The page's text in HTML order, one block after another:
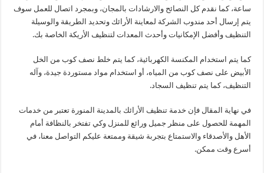
ساعة، كما نقدم كل النصائح والارشادات بالمجان، وبمجرد اتصال للعمل سوف
يتم إرسال أحد مندوب الشركة لمعاينة الأرائك وتحديد الطريقة والوسيلة
التنظيف وأفضل الإمكانيات وأحدث المعدات لتنظيف الأريكة الخاصة بك.
كما يتم استخدام المكنسة الكهربائية، كما يتم خلط نصف كوب من الخل
الأبيض على نصف كوب من المياه، أو استخدام مواد مستوردة جيدة، وآله
التنظيف، كما يتم تنظيف السجاد.
في نهاية المقال فإن خدمة تنظيف الأرائك بالمدينة المنورة تعتبر من خدمات
المهمة للحصول على منظر جميل ورائع للمنزل وكي تفتخر بالنظافة أمام
الأهل والأصدقاء والاستمتاع بتجربة شيقة وممتعة عليكم التواصل معنا، في
أسرع وقت ممكن.